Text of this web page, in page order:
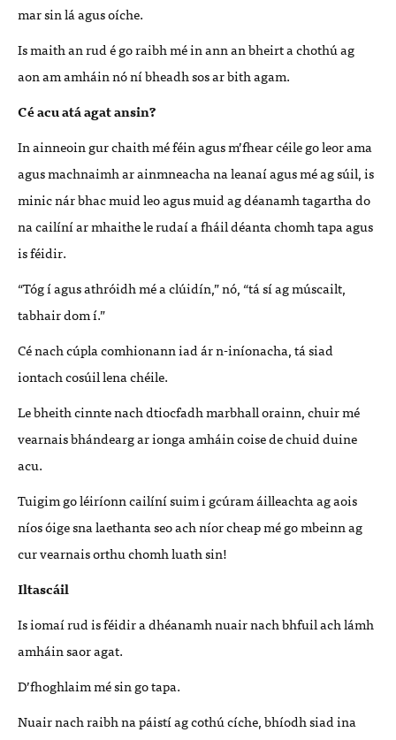
mar sin lá agus oíche.
Is maith an rud é go raibh mé in ann an bheirt a chothú ag
aon am amháin nó ní bheadh sos ar bith agam.
Cé acu atá agat ansin?
In ainneoin gur chaith mé féin agus m’fhear céile go leor ama
agus machnaimh ar ainmneacha na leanaí agus mé ag súil, is
minic nár bhac muid leo agus muid ag déanamh tagartha do
na cailíní ar mhaithe le rudaí a fháil déanta chomh tapa agus
is féidir.
“Tóg í agus athróidh mé a clúidín,” nó, “tá sí ag múscailt,
tabhair dom í.”
Cé nach cúpla comhionann iad ár n-iníonacha, tá siad
iontach cosúil lena chéile.
Le bheith cinnte nach dtiocfadh marbhall orainn, chuir mé
vearnais bhándearg ar ionga amháin coise de chuid duine
acu.
Tuigim go léiríonn cailíní suim i gcúram áilleachta ag aois
níos óige sna laethanta seo ach níor cheap mé go mbeinn ag
cur vearnais orthu chomh luath sin!
Iltascáil
Is iomaí rud is féidir a dhéanamh nuair nach bhfuil ach lámh
amháin saor agat.
D’fhoghlaim mé sin go tapa.
Nuair nach raibh na páistí ag cothú cíche, bhíodh siad ina